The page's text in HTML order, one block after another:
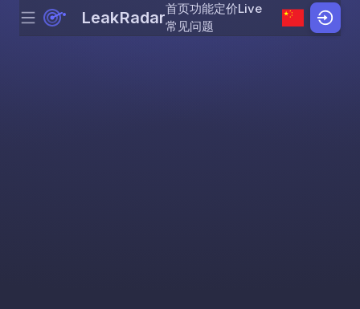
Skip to content
Menu LeakRadar首页功能定价Live
常见问题